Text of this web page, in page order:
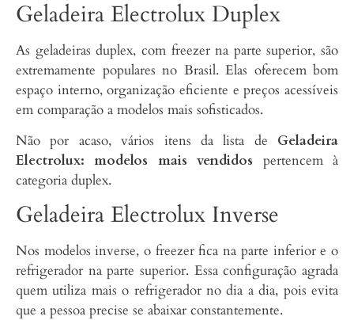
Geladeira Electrolux Duplex
As geladeiras duplex, com freezer na parte superior, são
extremamente populares no Brasil. Elas oferecem bom
espaço interno, organização eficiente e preços acessíveis
em comparação a modelos mais sofisticados.
Não por acaso, vários itens da lista de Geladeira
Electrolux: modelos mais vendidos pertencem à
categoria duplex.
Geladeira Electrolux Inverse
Nos modelos inverse, o freezer fica na parte inferior e o
refrigerador na parte superior. Essa configuração agrada
quem utiliza mais o refrigerador no dia a dia, pois evita
que a pessoa precise se abaixar constantemente.